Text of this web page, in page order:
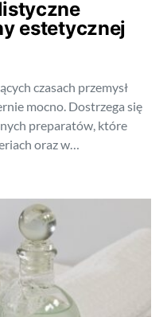
estetycznej
czasach przemysł
mocno. Dostrzega się
preparatów, które
oraz w…